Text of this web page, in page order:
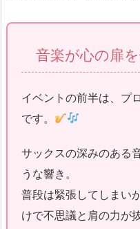
音楽が心の扉
イベントの前半は、プ
です。
サックスの深みのある
うな響き。
普段は緊張してしまい
けで不思議と肩の力が